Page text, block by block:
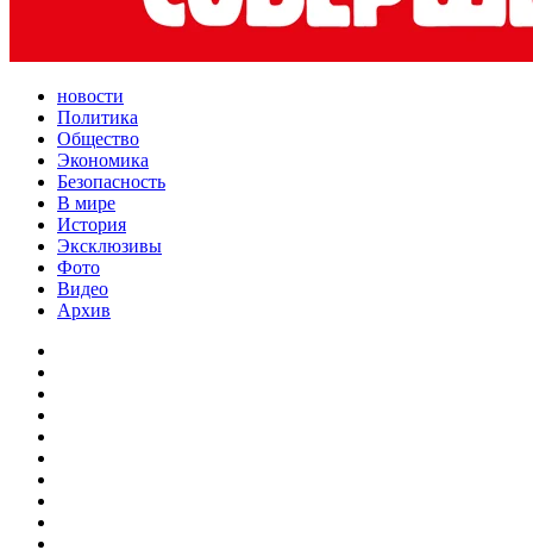
новости
Политика
Общество
Экономика
Безопасность
В мире
История
Эксклюзивы
Фото
Видео
Архив